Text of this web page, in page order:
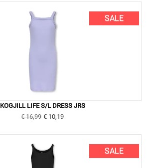
SALE
KOGJILL LIFE S/L DRESS JRS
€ 16,99 € 10,19
SALE